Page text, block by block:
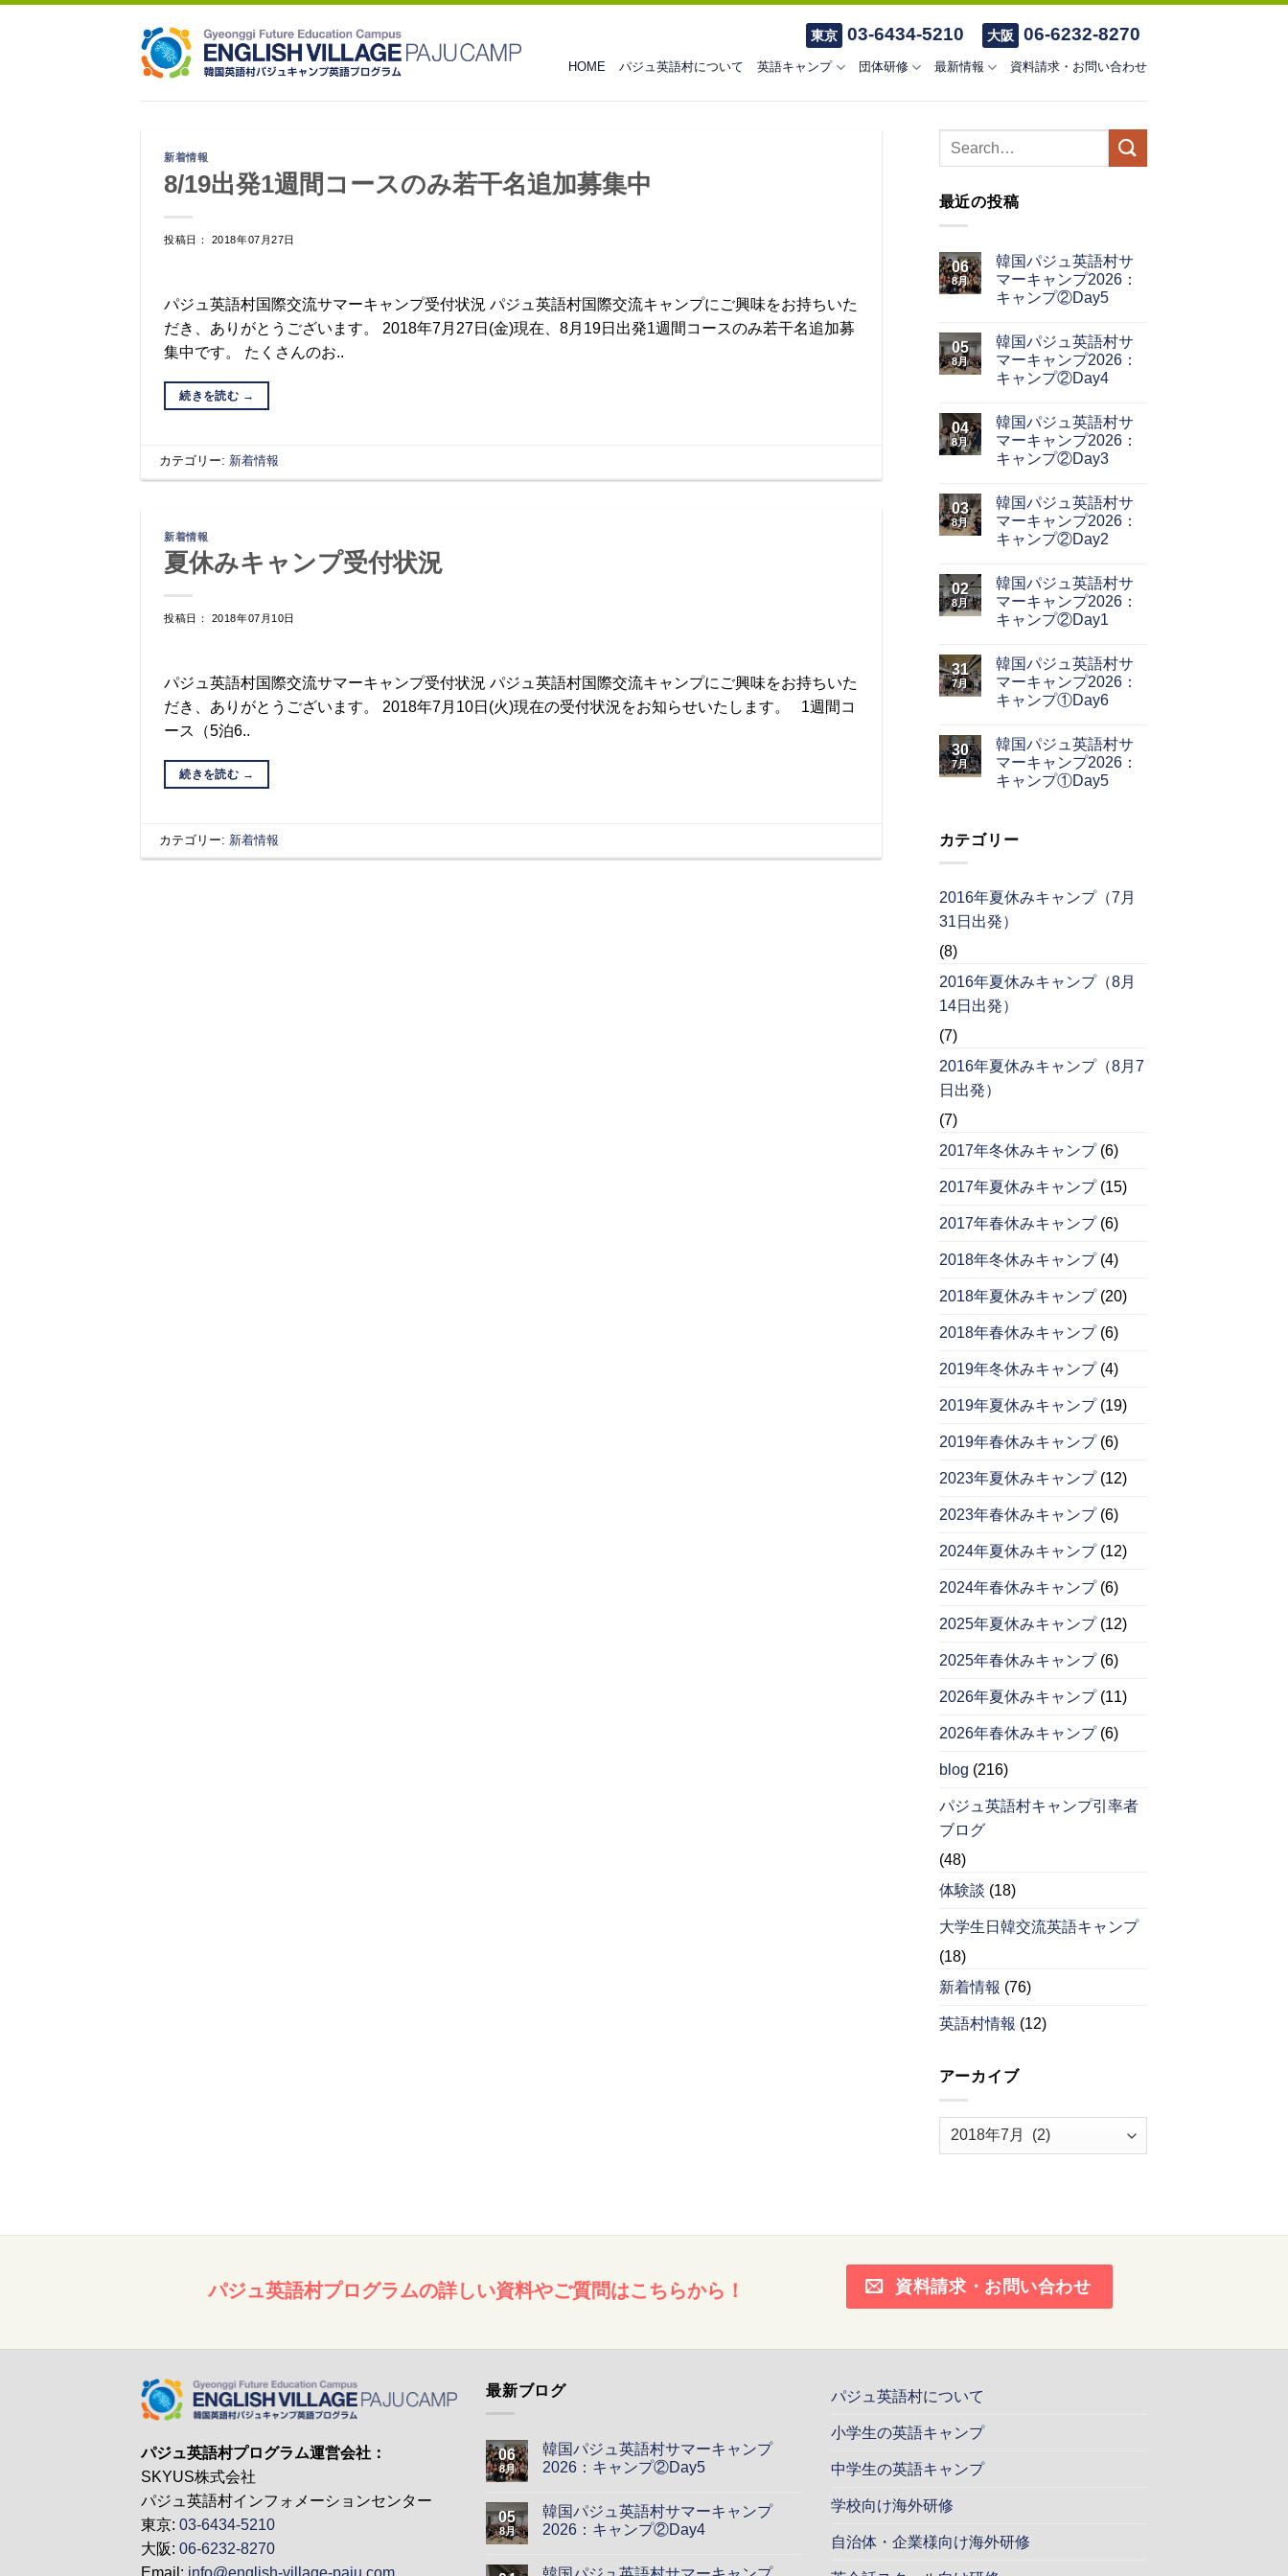
東京 03-6434-5210 大阪 06-6232-8270
HOME パジュ英語村について 英語キャンプ 団体研修 最新情報 資料請求・お問い合わせ
新着情報
8/19出発1週間コースのみ若干名追加募集中
投稿日： 2018年07月27日
パジュ英語村国際交流サマーキャンプ受付状況 パジュ英語村国際交流キャンプにご興味をお持ちいた
だき、ありがとうございます。 2018年7月27日(金)現在、8月19日出発1週間コースのみ若干名追加募
集中です。 たくさんのお..
続きを読む →
カテゴリー: 新着情報
新着情報
夏休みキャンプ受付状況
投稿日： 2018年07月10日
パジュ英語村国際交流サマーキャンプ受付状況 パジュ英語村国際交流キャンプにご興味をお持ちいた
だき、ありがとうございます。 2018年7月10日(火)現在の受付状況をお知らせいたします。 1週間コ
ース（5泊6..
続きを読む →
カテゴリー: 新着情報
最近の投稿
06
8月
韓国パジュ英語村サ
マーキャンプ2026：
キャンプ②Day5
05
8月
韓国パジュ英語村サ
マーキャンプ2026：
キャンプ②Day4
04
8月
韓国パジュ英語村サ
マーキャンプ2026：
キャンプ②Day3
03
8月
韓国パジュ英語村サ
マーキャンプ2026：
キャンプ②Day2
02
8月
韓国パジュ英語村サ
マーキャンプ2026：
キャンプ②Day1
31
7月
韓国パジュ英語村サ
マーキャンプ2026：
キャンプ①Day6
30
7月
韓国パジュ英語村サ
マーキャンプ2026：
キャンプ①Day5
カテゴリー
2016年夏休みキャンプ（7月
31日出発）
(8)
2016年夏休みキャンプ（8月
14日出発）
(7)
2016年夏休みキャンプ（8月7
日出発）
(7)
2017年冬休みキャンプ(6)
2017年夏休みキャンプ(15)
2017年春休みキャンプ(6)
2018年冬休みキャンプ(4)
2018年夏休みキャンプ(20)
2018年春休みキャンプ(6)
2019年冬休みキャンプ(4)
2019年夏休みキャンプ(19)
2019年春休みキャンプ(6)
2023年夏休みキャンプ(12)
2023年春休みキャンプ(6)
2024年夏休みキャンプ(12)
2024年春休みキャンプ(6)
2025年夏休みキャンプ(12)
2025年春休みキャンプ(6)
2026年夏休みキャンプ(11)
2026年春休みキャンプ(6)
blog (216)
パジュ英語村キャンプ引率者
ブログ
(48)
体験談 (18)
大学生日韓交流英語キャンプ
(18)
新着情報 (76)
英語村情報 (12)
アーカイブ
パジュ英語村プログラムの詳しい資料やご質問はこちらから！ 資料請求・お問い合わせ
パジュ英語村プログラム運営会社：
SKYUS株式会社
パジュ英語村インフォメーションセンター
東京: 03-6434-5210
大阪: 06-6232-8270
Email: info@english-village-paju.com
最新ブログ
06
8月
韓国パジュ英語村サマーキャンプ
2026：キャンプ②Day5
05
8月
韓国パジュ英語村サマーキャンプ
2026：キャンプ②Day4
パジュ英語村について
小学生の英語キャンプ
中学生の英語キャンプ
学校向け海外研修
自治体・企業様向け海外研修